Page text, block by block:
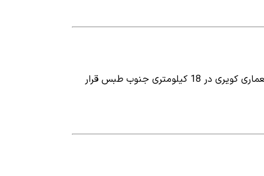
اقامتگاه بومگردی و سفره خانه در بافت قدیم روستای کریت ( koret ) دارای آب انبار های قدیمی و بناهای تاریخی ، با معماری کویری در 18 کیلومتری جنوب طبس قرار